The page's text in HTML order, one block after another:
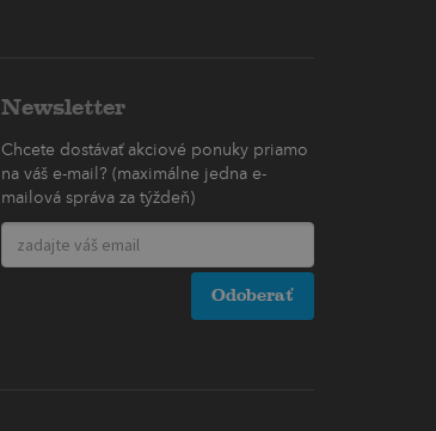
Newsletter
Chcete dostávať akciové ponuky priamo
na váš e-mail? (maximálne jedna e-
mailová správa za týždeň)
Odoberať